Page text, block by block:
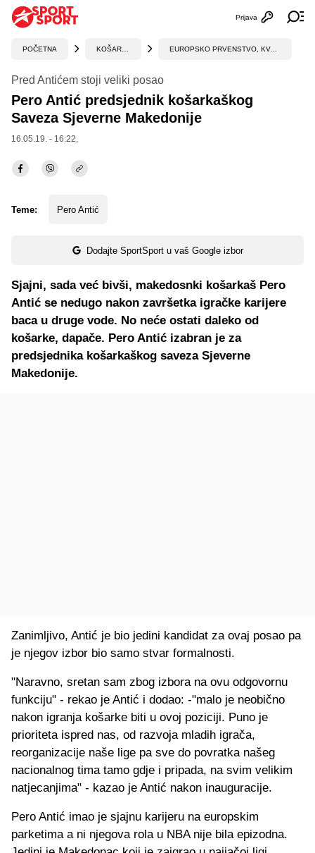
Otvori
Prijava
POČETNA EUROPSKO PRVENSTVO, KVALIFIKACIJE
Pred Antićem stoji veliki posao
Pero Antić predsjednik košarkaškog
Saveza Sjeverne Makedonije
16.05.19. - 16:22,
Teme: Pero Antić
Dodajte SportSport u vaš Google izbor
Sjajni, sada već bivši, makedosnki košarkaš Pero
Antić se nedugo nakon završetka igračke karijere
baca u druge vode. No neće ostati daleko od
košarke, dapače. Pero Antić izabran je za
predsjednika košarkaškog saveza Sjeverne
Makedonije.
Zanimljivo, Antić je bio jedini kandidat za ovaj posao pa
je njegov izbor bio samo stvar formalnosti.
"Naravno, sretan sam zbog izbora na ovu odgovornu
funkciju" - rekao je Antić i dodao: -"malo je neobično
nakon igranja košarke biti u ovoj poziciji. Puno je
prioriteta ispred nas, od razvoja mladih igrača,
reorganizacije naše lige pa sve do povratka našeg
nacionalnog tima tamo gdje i pripada, na svim velikim
natjecanjima" - kazao je Antić nakon inauguracije.
Pero Antić imao je sjajnu karijeru na europskim
parketima a ni njegova rola u NBA nije bila epizodna.